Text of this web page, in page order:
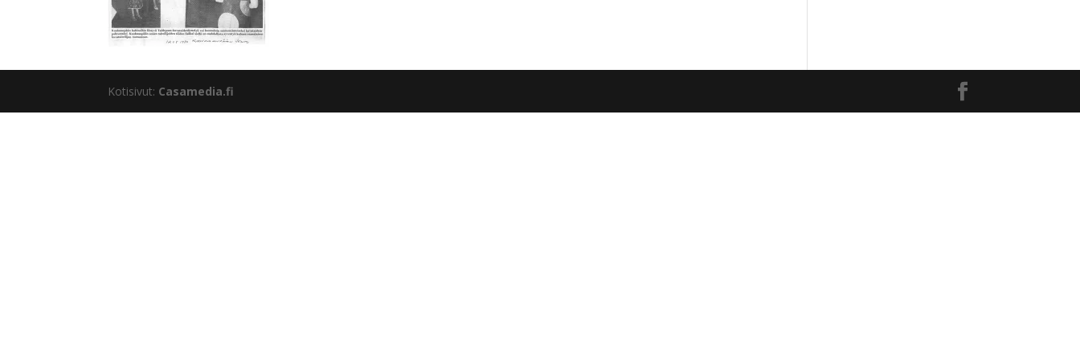
Kotisivut: Casamedia.fi